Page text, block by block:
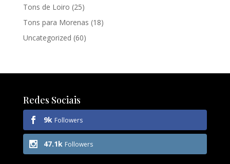
Tons de Loiro (25)
Tons para Morenas (18)
Uncategorized (60)
Redes Sociais
9k Followers
47.1k Followers